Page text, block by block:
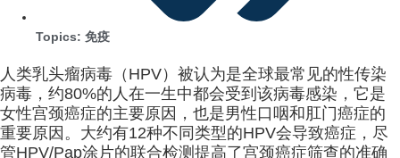
Topics: 免疫
人类乳头瘤病毒（HPV）被认为是全球最常见的性传染
病毒，约80%的人在一生中都会受到该病毒感染，它是
女性宫颈癌症的主要原因，也是男性口咽和肛门癌症的
重要原因。大约有12种不同类型的HPV会导致癌症，尽
管HPV/Pap涂片的联合检测提高了宫颈癌症筛查的准确